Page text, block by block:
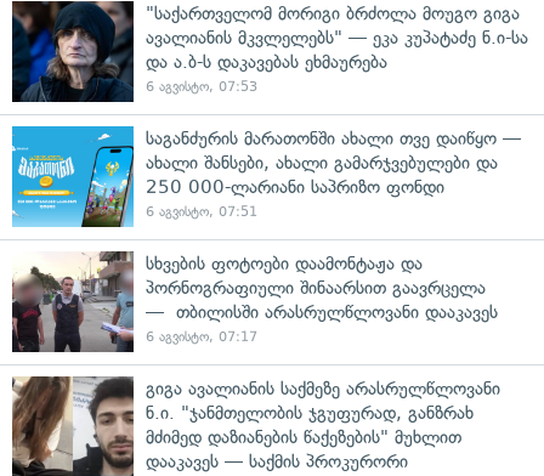
"საქართველომ მორიგი ბრძოლა მოუგო გიგა
ავალიანის მკვლელებს" — ეკა კუპატაძე ნ.ი-სა
და ა.ბ-ს დაკავებას ეხმაურება
6 აგვისტო, 07:53
საგანძურის მარათონში ახალი თვე დაიწყო —
ახალი შანსები, ახალი გამარჯვებულები და
250 000-ლარიანი საპრიზო ფონდი
6 აგვისტო, 07:51
სხვების ფოტოები დაამონტაჟა და
პორნოგრაფიული შინაარსით გაავრცელა
— თბილისში არასრულწლოვანი დააკავეს
6 აგვისტო, 07:17
გიგა ავალიანის საქმეზე არასრულწლოვანი
ნ.ი. "ჯანმთელობის ჯგუფურად, განზრახ
მძიმედ დაზიანების წაქეზების" მუხლით
დააკავეს — საქმის პროკურორი